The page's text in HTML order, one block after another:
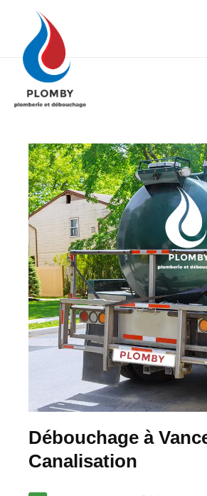
Débouchage à
Canalisation